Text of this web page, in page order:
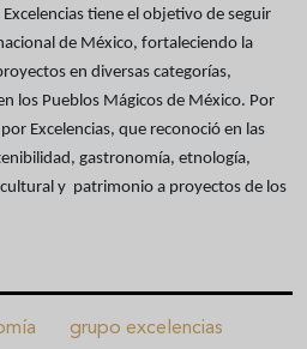
tiene el objetivo de seguir
de México, fortaleciendo la
en diversas categorías,
los Pueblos Mágicos de México. Por
Excelencias, que reconoció en las
gastronomía, etnología,
y patrimonio a proyectos de los
grupo excelencias